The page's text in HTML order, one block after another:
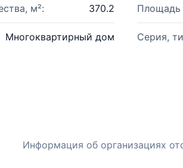
м²: 370.2 Площадь
Многоквартирный дом Серия,
Информация об организациях